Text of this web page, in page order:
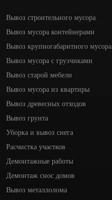
Вывоз строительного мусора
Вывоз мусора контейнерами
Вывоз крупногабаритного мусора
Вывоз мусора с грузчиками
Вывоз старой мебели
Вывоз мусора из квартиры
Вывоз древесных отходов
Вывоз грунта
Уборка и вывоз снега
Расчистка участков
Демонтажные работы
Демонтаж снос домов
Вывоз металлолома